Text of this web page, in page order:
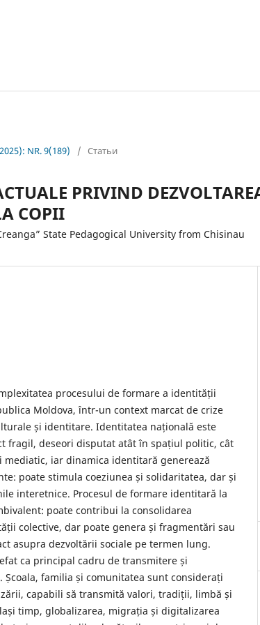
NR. 9(189) / Статьи
PRIVIND
COPII
State Pedagogical University from Chisinau
procesului de formare a identității
Moldova, într-un context marcat de crize
și identitare. Identitatea națională este
fragil, deseori disputat atât în spațiul politic, cât
mediatic, iar dinamica identitară generează
poate stimula coeziunea și solidaritatea, dar și
interetnice. Procesul de formare identitară la
poate contribui la consolidarea
colective, dar poate genera și fragmentări sau
asupra dezvoltării sociale pe termen lung.
ca principal cadru de transmitere și
familia și comunitatea sunt considerați
capabili să transmită valori, tradiții, limbă și
timp, globalizarea, migrația și digitalizarea